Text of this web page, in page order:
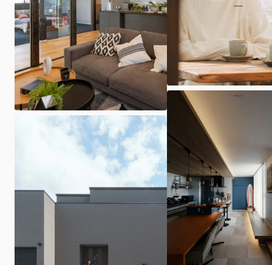
展示場・イベント
商品プラン
施工事例・お施主様インタビュー
来場予約・資料請求・お問い合わせ